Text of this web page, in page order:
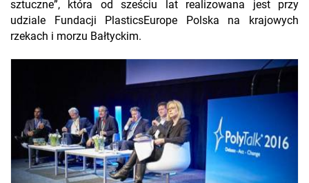
sztuczne”, która od sześciu lat realizowana jest przy
udziale Fundacji PlasticsEurope Polska na krajowych
rzekach i morzu Bałtyckim.